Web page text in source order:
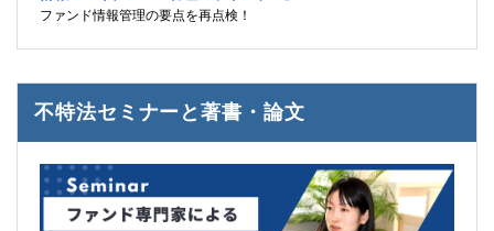
ファンド情報管理の要点を再点検！
不特法セミナーと著書・論文